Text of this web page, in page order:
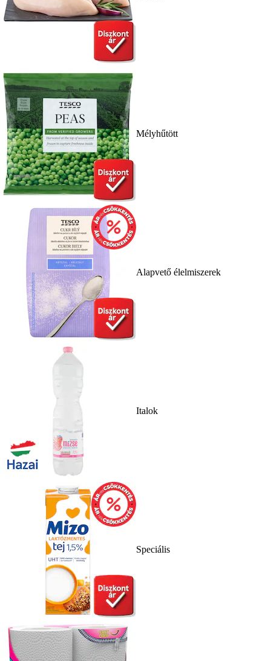
Mélyhűtött
Alapvető élelmiszerek
Italok
Speciális